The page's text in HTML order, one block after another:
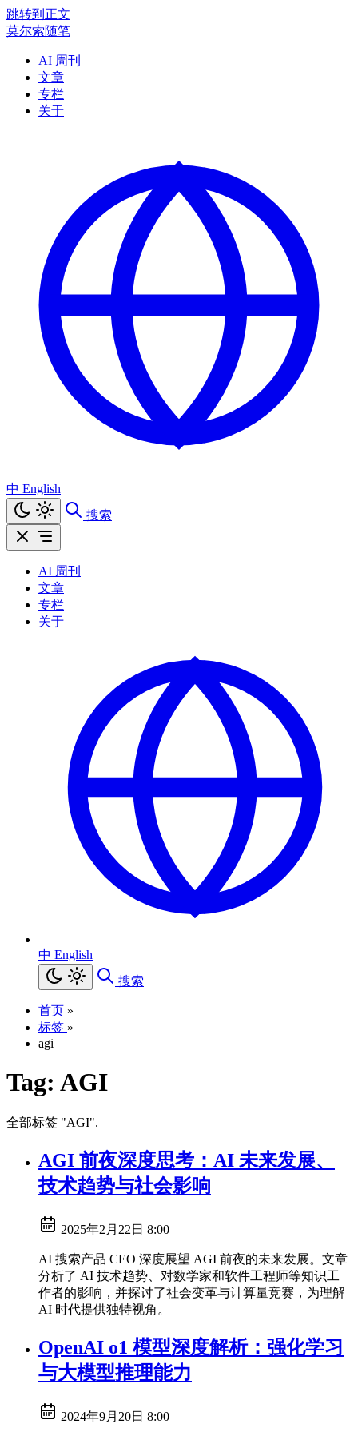
跳转到正文
莫尔索随笔
AI 周刊
文章
专栏
关于
中 English
搜索
AI 周刊
文章
专栏
关于
中 English
搜索
首页 »
标签 »
agi
Tag: AGI
全部标签 "AGI".
AGI 前夜深度思考：AI 未来发展、
技术趋势与社会影响
2025年2月22日 8:00
AI 搜索产品 CEO 深度展望 AGI 前夜的未来发展。文章
分析了 AI 技术趋势、对数学家和软件工程师等知识工
作者的影响，并探讨了社会变革与计算量竞赛，为理解
AI 时代提供独特视角。
OpenAI o1 模型深度解析：强化学习
与大模型推理能力
2024年9月20日 8:00